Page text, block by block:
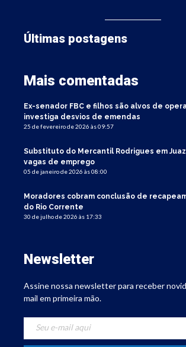
Últimas postagens
Mais comentadas
Ex-senador FBC e filhos são alvos de
investiga desvios de emendas
25 de fevereiro de 2026 às 09:57
Substituto do Mercantil Rodrigues em
vagas de emprego
05 de janeiro de 2026 às 08:00
Moradores cobram conclusão de
do Rio Corrente
30 de julho de 2026 às 17:33
Newsletter
Assine nossa newsletter para receber
mail em primeira mão.